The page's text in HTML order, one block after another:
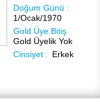
Doğum Günü :
1/Ocak/1970
Gold Üye Bitiş
Gold Üyelik Yok
Cinsiyet : Erkek